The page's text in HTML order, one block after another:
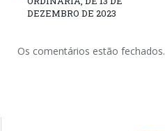
DEZEMBRO DE 2023
Os comentários estão fechados.